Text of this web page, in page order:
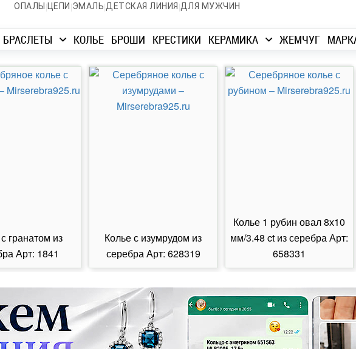
ОПАЛЫ | ЦЕПИ |ЭМАЛЬ|ДЕТСКАЯ ЛИНИЯ |ДЛЯ МУЖЧИН
БРАСЛЕТЫ КОЛЬЕ БРОШИ КРЕСТИКИ КЕРАМИКА ЖЕМЧУГ
гранатом из
Арт: 1841
Колье с изумрудом из
серебра Арт: 628319
Колье 1 рубин овал 8х10
мм/3.48 ct из серебра Арт:
658331